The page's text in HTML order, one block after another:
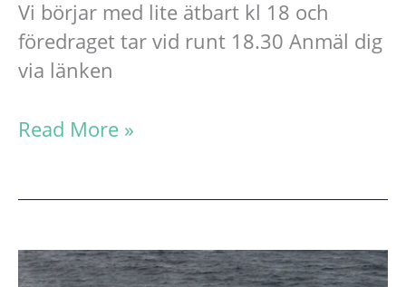
Vi börjar med lite ätbart kl 18 och
föredraget tar vid runt 18.30 Anmäl dig
via länken
Semestersegla
Sveriges
östra
Read More »